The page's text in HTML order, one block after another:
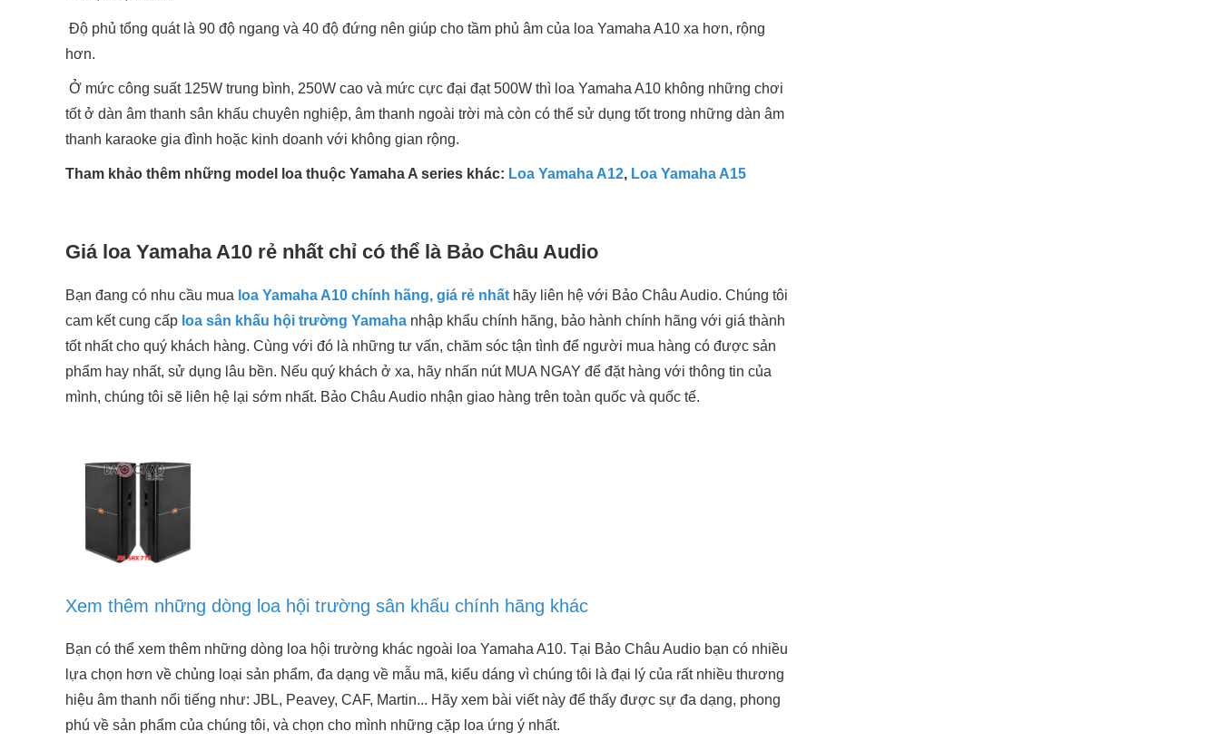
Độ phủ tổng quát là 90 độ ngang và 40 độ đứng nên giúp cho tầm phủ âm của loa Yamaha A10 xa hơn, rộng
hơn.
Ở mức công suất 125W trung bình, 250W cao và mức cực đại đạt 500W thì loa Yamaha A10 không những chơi
tốt ở dàn âm thanh sân khấu chuyên nghiệp, âm thanh ngoài trời mà còn có thể sử dụng tốt trong những dàn âm
thanh karaoke gia đình hoặc kinh doanh với không gian rộng.
Tham khảo thêm những model loa thuộc Yamaha A series khác: Loa Yamaha A12, Loa Yamaha A15
Giá loa Yamaha A10 rẻ nhất chỉ có thể là Bảo Châu Audio
Bạn đang có nhu cầu mua loa Yamaha A10 chính hãng, giá rẻ nhất hãy liên hệ với Bảo Châu Audio. Chúng tôi
cam kết cung cấp loa sân khấu hội trường Yamaha nhập khẩu chính hãng, bảo hành chính hãng với giá thành
tốt nhất cho quý khách hàng. Cùng với đó là những tư vấn, chăm sóc tận tình để người mua hàng có được sản
phẩm hay nhất, sử dụng lâu bền. Nếu quý khách ở xa, hãy nhấn nút MUA NGAY để đặt hàng với thông tin của
mình, chúng tôi sẽ liên hệ lại sớm nhất. Bảo Châu Audio nhận giao hàng trên toàn quốc và quốc tế.
Xem thêm những dòng loa hội trường sân khấu chính hãng khác
Bạn có thể xem thêm những dòng loa hội trường khác ngoài loa Yamaha A10. Tại Bảo Châu Audio bạn có nhiều
lựa chọn hơn về chủng loại sản phẩm, đa dạng về mẫu mã, kiểu dáng vì chúng tôi là đại lý của rất nhiều thương
hiệu âm thanh nổi tiếng như: JBL, Peavey, CAF, Martin... Hãy xem bài viết này để thấy được sự đa dạng, phong
phú về sản phẩm của chúng tôi, và chọn cho mình những cặp loa ứng ý nhất.